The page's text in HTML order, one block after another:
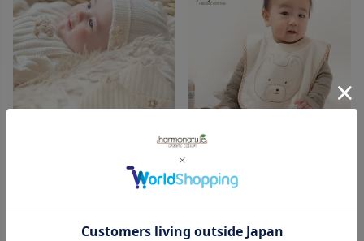
オーガニックコットン ベビー
オーガニックコットン 被り型よ
2,310